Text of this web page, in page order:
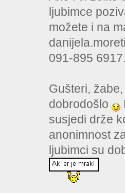
ljubimce
možete i na
091-895
Gušteri,
dobrodošlo
susjedi drže
anonimnost
ljubimci su